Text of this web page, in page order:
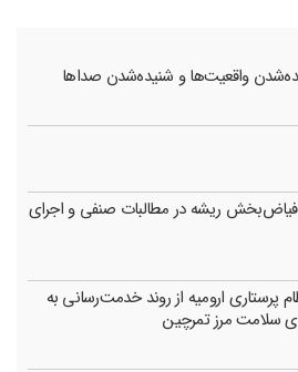
واقعیت‌ها و شنیده‌شدن صداها
فیاض‌بخش ریشه در مطالبات صنفی و اجرای
پرستاری ارومیه از روند خدمت‌رسانی به
سلامت مرز تمرچین